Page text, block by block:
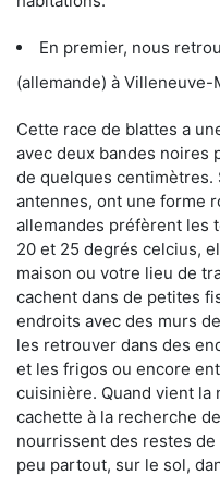
En premier, nous
(allemande) à Villeneuve-
Cette race de blattes a
avec deux bandes noires
de quelques centimètres.
antennes, ont une forme
allemandes préfèrent les
20 et 25 degrés celcius,
maison ou votre lieu de
cachent dans de petites
endroits avec des murs
les retrouver dans des
et les frigos ou encore
cuisinière. Quand vient
cachette à la recherche
nourrissent des restes
peu partout, sur le sol,